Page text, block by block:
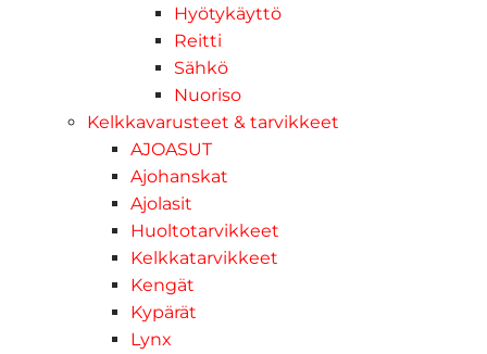
Hyötykäyttö
Reitti
Sähkö
Nuoriso
Kelkkavarusteet & tarvikkeet
AJOASUT
Ajohanskat
Ajolasit
Huoltotarvikkeet
Kelkkatarvikkeet
Kengät
Kypärät
Lynx